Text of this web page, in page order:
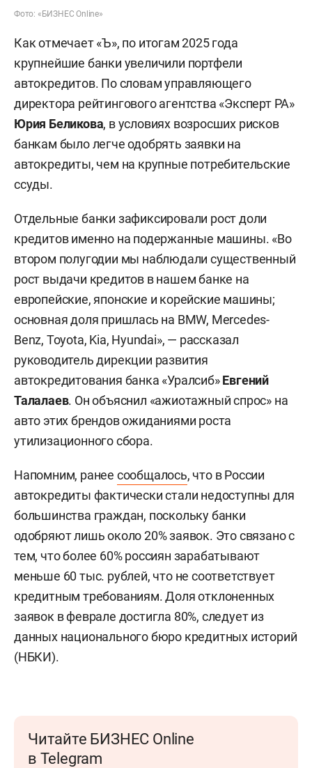
Фото: «БИЗНЕС Online»
Как отмечает «Ъ», по итогам 2025 года
крупнейшие банки увеличили портфели
автокредитов. По словам управляющего
директора рейтингового агентства «Эксперт РА»
Юрия Беликова, в условиях возросших рисков
банкам было легче одобрять заявки на
автокредиты, чем на крупные потребительские
ссуды.
Отдельные банки зафиксировали рост доли
кредитов именно на подержанные машины. «Во
втором полугодии мы наблюдали существенный
рост выдачи кредитов в нашем банке на
европейские, японские и корейские машины;
основная доля пришлась на BMW, Mercedes-
Benz, Toyota, Kia, Hyundai», — рассказал
руководитель дирекции развития
автокредитования банка «Уралсиб»Евгений
Талалаев. Он объяснил «ажиотажный спрос» на
авто этих брендов ожиданиями роста
утилизационного сбора.
Напомним, ранее сообщалось, что в России
автокредиты фактически стали недоступны для
большинства граждан, поскольку банки
одобряют лишь около 20% заявок. Это связано с
тем, что более 60% россиян зарабатывают
меньше 60 тыс. рублей, что не соответствует
кредитным требованиям. Доля отклоненных
заявок в феврале достигла 80%, следует из
данных национального бюро кредитных историй
(НБКИ).
Читайте БИЗНЕС Online
в Telegram